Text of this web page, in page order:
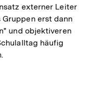
externer Leiter
erst dann
und objektiveren
häufig